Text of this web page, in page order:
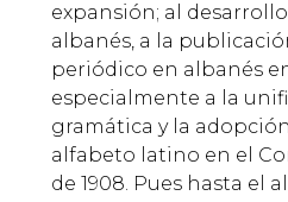
expansión; al
albanés, a la
periódico en albanés
especialmente a la
gramática y la
alfabeto latino en el
de 1908. Pues hasta el